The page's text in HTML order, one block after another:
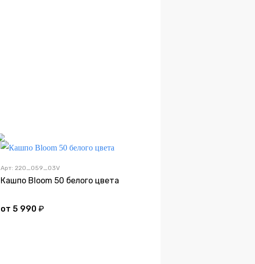
Арт: 220_059_03V
Кашпо Bloom 50 белого цвета
от 5 990 ₽